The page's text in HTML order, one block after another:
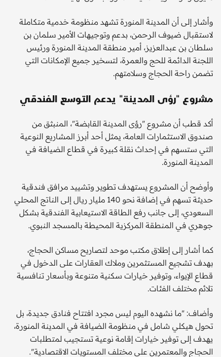
وأشار إلى أن المدينة المنورة تشهد منظومة خدمية متكاملة
لاستقبال ضيوف الرحمن، بدعم وتوجيهات الأمير سلمان بن
سلطان بن عبدالعزيز، أمير منطقة المدينة المنورة ورئيس
اللجنة الدائمة للحج والعمرة، لتسخير جميع الإمكانات التي
تضمن راحة الحجاج وسلامتهم.
مشروع "رؤى المدينة" يدعم التوسع الفندقي
أكد قطب أن مشروع "رؤى المدينة القابضة"، المنبثق من
صندوق الاستثمارات العامة، يمثل أحد أبرز المشاريع النوعية
التي ستسهم في إحداث نقلة كبيرة في قطاع الضيافة في
المدينة المنورة.
وأوضح أن المشروع يستهدف تطوير وتشييد مرافق فندقية
حديثة تسهم في إضافة نحو 140 مليار ريال إلى الناتج المحلي
السعودي، إلى جانب رفع الطاقة الاستيعابية الفندقية بشكل
جوهري في المنطقة المركزية المحيطة بالمسجد النبوي.
كما أشار إلى إطلاق مكتب موحد لتصاريح مساكن الحجاج،
بهدف تشجيع المستثمرين وملاك العقارات على الدخول في
قطاع الإيواء، وتوفير خيارات سكنية متنوعة وبأسعار تنافسية
تلائم مختلف الفئات.
وأضاف: "ما نشهده اليوم ليس مجرد افتتاح فنادق جديدة، بل
تحول هيكلي شامل في منظومة الضيافة في المدينة المنورة،
يهدف إلى توفير خيارات إقامة نوعية تستجيب لمتطلبات
الحجاج والمعتمرين على مختلف المستويات الاقتصادية".